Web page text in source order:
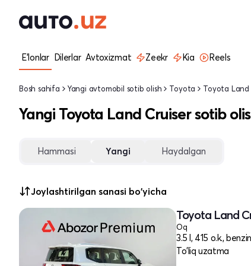
E'lonlar Dilerlar Avtoxizmat Zeekr Kia Reels
Bosh sahifa Yangi avtomobil sotib olish Toyota Toyota Land
Yangi Toyota Land Cruiser sotib
Hammasi Yangi Haydalgan
Joylashtirilgan sanasi bo'yicha
Toyota Land
Oq
3.5 l, 415 o.k., benzin
To'liq uzatma